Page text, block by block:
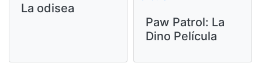
La odisea
Paw Patrol: La
Dino Película